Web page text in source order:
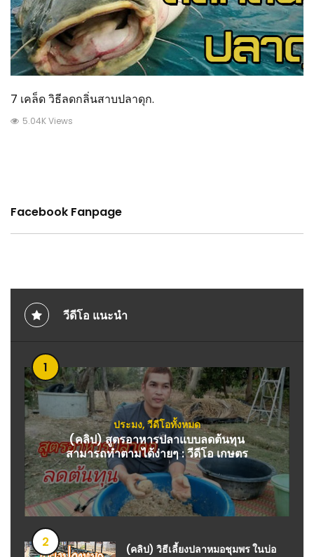
7 เคล็ด วิธีลดกลิ่นสาบปลาดุก.
5.04K Views
Facebook Fanpage
วีดีโอ แนะนำ
1
ประมง, วีดีโอทั้งหมด
(คลิป) สูตรอาหารปลาแบบลดต้นทุน
สามารถทำตามได้ง่ายๆ : วีดีโอ เกษตร
2
(คลิป) วิธีเลี้ยงปลาหมอชุมพร ในบ่อ